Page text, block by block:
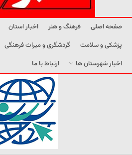
صفحه اصلی فرهنگ و هنر اخبار استان
پزشکی و سلامت
گردشگری و میراث فرهنگی
اخبار شهرستان ها
ارتباط با ما